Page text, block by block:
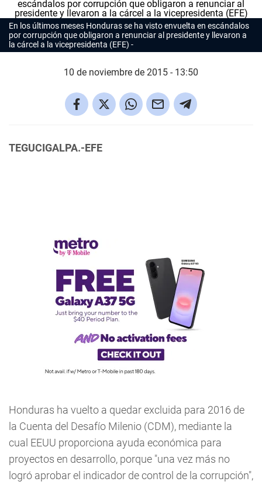
En los últimos meses Honduras se ha visto envuelta en escándalos
por corrupción que obligaron a renunciar al presidente y llevaron a
la cárcel a la vicepresidenta (EFE)
10 de noviembre de 2015 - 13:50
TEGUCIGALPA.-EFE
Honduras ha vuelto a quedar excluida para 2016 de
la Cuenta del Desafío Milenio (CDM), mediante la
cual EEUU proporciona ayuda económica para
proyectos en desarrollo, porque "una vez más no
logró aprobar el indicador de control de la corrupción",